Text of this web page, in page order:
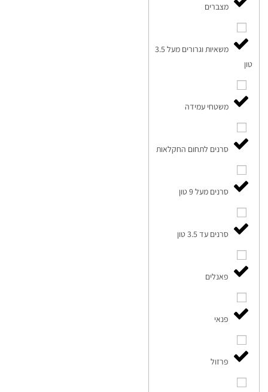
מצברים
משאיות וגרורים מעל 3.5
טון
משטחי עמידה
סרנים לתחום החקלאות
סרנים מעל 9 טון
סרנים עד 3.5 טון
פאנלים
פנאי
פרזול